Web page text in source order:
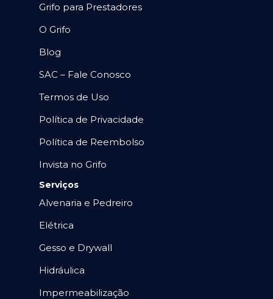
Grifo para Prestadores
O Grifo
Blog
SAC – Fale Conosco
Termos de Uso
Política de Privacidade
Política de Reembolso
Invista no Grifo
Serviços
Alvenaria e Pedreiro
Elétrica
Gesso e Drywall
Hidráulica
Impermeabilização